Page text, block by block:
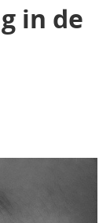
in de